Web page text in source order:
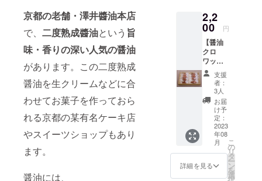
京都の老舗・澤井醬油本店
で、 二度熟成醬油という 旨
味・香りの深い人気の醤油
があります。この二度熟成
醤油を生クリームなどに合
わせてお菓子を作っておら
れる京都の某有名ケーキ店
やスイーツショップもあり
ます。
醤油には、
から、醤油
を調味料と
いう枠には
めず可能性
を広げたい
と日々模索
2,2
00 円
【醤油
クロ
ワッサ
ンパイ
箱（8個
入）】
バ
ター
シュ
ガーの
上にみ
たらし
の餡(た
れ)を
コー
支援
者：
3人
お届
け予
定：
2023
年08
月
詳細を見る
こ
の
リ
タ
ー
ン
を
選